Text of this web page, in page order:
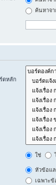
ค้นหาจ
ดหลัก
ใช่
หัวข้อแ
เฉพาะข้